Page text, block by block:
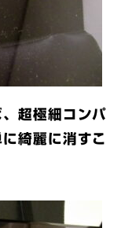
超極細コンパ
綺麗に消すこ